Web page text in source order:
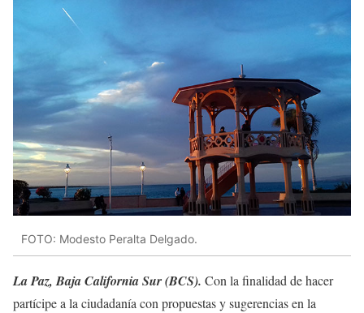
FOTO: Modesto Peralta Delgado.
La Paz, Baja California Sur (BCS). Con la finalidad de hacer
partícipe a la ciudadanía con propuestas y sugerencias en la